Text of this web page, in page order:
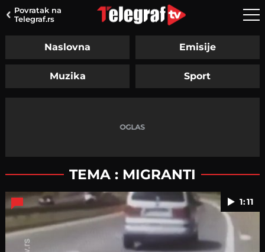
Povratak na
Telegraf.rs
Naslovna Emisije
Muzika Sport
TEMA : MIGRANTI
1:11